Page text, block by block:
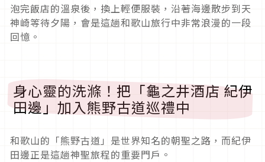
泡完飯店的溫泉後，換上輕便服裝，沿著海邊散步到天
神崎等待夕陽，會是這趟和歌山旅行中非常浪漫的一段
回憶。
身心靈的洗滌！把「龜之井酒店 紀伊
田邊」加入熊野古道巡禮中
和歌山的「熊野古道」是世界知名的朝聖之路，而紀伊
田邊正是這趟神聖旅程的重要門戶。